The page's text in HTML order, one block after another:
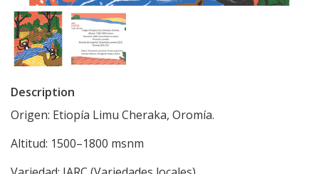
Description
Origen: Etiopía Limu Cheraka, Oromía.
Altitud: 1500–1800 msnm